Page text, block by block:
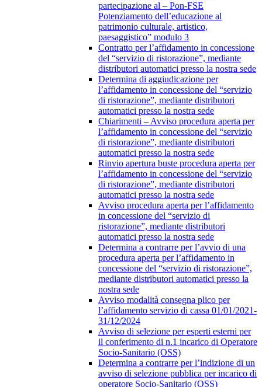
partecipazione al – Pon-FSE
Potenziamento dell’educazione al
patrimonio culturale, artistico,
paesaggistico” modulo 3
Contratto per l’affidamento in concessione
del “servizio di ristorazione”, mediante
distributori automatici presso la nostra sede
Determina di aggiudicazione per
l’affidamento in concessione del “servizio
di ristorazione”, mediante distributori
automatici presso la nostra sede
Chiarimenti – Avviso procedura aperta per
l’affidamento in concessione del “servizio
di ristorazione”, mediante distributori
automatici presso la nostra sede
Rinvio apertura buste procedura aperta per
l’affidamento in concessione del “servizio
di ristorazione”, mediante distributori
automatici presso la nostra sede
Avviso procedura aperta per l’affidamento
in concessione del “servizio di
ristorazione”, mediante distributori
automatici presso la nostra sede
Determina a contrarre per l’avvio di una
procedura aperta per l’affidamento in
concessione del “servizio di ristorazione”,
mediante distributori automatici presso la
nostra sede
Avviso modalità consegna plico per
l’affidamento servizio di cassa 01/01/2021-
31/12/2024
Avviso di selezione per esperti esterni per
il conferimento di n.1 incarico di Operatore
Socio-Sanitario (OSS)
Determina a contrarre per l’indizione di un
avviso di selezione pubblica per incarico di
operatore Socio-Sanitario (OSS)